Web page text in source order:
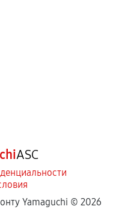
ASC
Yamaguchi © 2026